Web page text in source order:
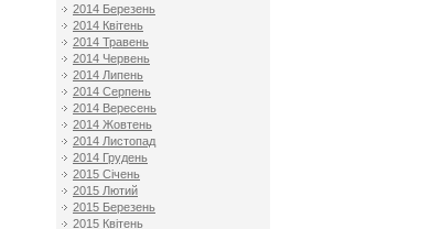
2014 Березень
2014 Квітень
2014 Травень
2014 Червень
2014 Липень
2014 Серпень
2014 Вересень
2014 Жовтень
2014 Листопад
2014 Грудень
2015 Січень
2015 Лютий
2015 Березень
2015 Квітень